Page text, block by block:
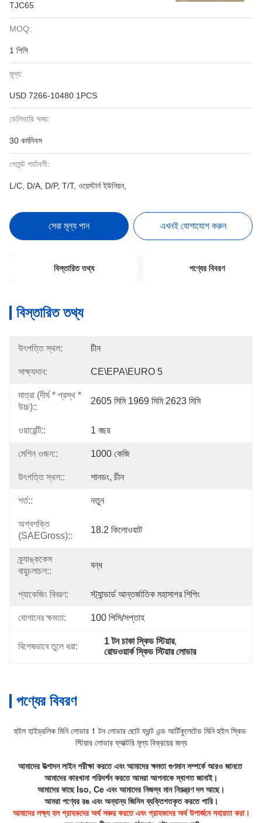
TJC65
MOQ:
1 পিসি
মূল্য:
USD 7266-10480 1PCS
ডেলিভারি সময়:
30 কর্মদিবস
পেমেন্ট শর্তাবলী:
L/C, D/A, D/P, T/T, ওয়েস্টার্ন ইউনিয়ন,
সেরা মূল্য পান এখনই যোগাযোগ করুন
বিস্তারিত তথ্য পণ্যের বিবরণ
বিস্তারিত তথ্য
উৎপত্তি স্থল: চীন
সাক্ষ্যদান: CE\EPA\EURO 5
মাত্রা (দীর্ঘ * প্রস্থ *
উচ্চ)::
2605 মিমি 1969 মিমি 2623 মিমি
ওয়ারেন্টি:: 1 বছর
মেশিন ওজন:: 1000 কেজি
উৎপত্তি স্থল:: শানডং, চীন
শর্ত:: নতুন
অশ্বশক্তি
(SAEGross)::
18.2 কিলোওয়াট
ক্র্যাঙ্ককেস
বায়ুচলাচল::
বন্ধ
প্যাকেজিং বিবরণ: স্ট্যান্ডার্ড আন্তর্জাতিক মহাসাগর শিপিং
যোগানের ক্ষমতা: 100 পিসি/সপ্তাহ
বিশেষভাবে তুলে ধরা:
1 টন চাকা স্কিড স্টিয়ার,
রোডওয়ার্ক স্কিড স্টিয়ার লোডার
পণ্যের বিবরণ
হুইল হাইড্রলিক মিনি লোডার 1 টন লোডার ছোট ফ্রন্ট এন্ড আর্টিকুলেটেড মিনি হুইল স্কিড
স্টিয়ার লোডার ফ্যাক্টরি মূল্য বিক্রয়ের জন্য
আমাদের উত্পাদন লাইন পরীক্ষা করতে এবং আমাদের ক্ষমতা গুণমান সম্পর্কে আরও জানতে
আমাদের কারখানা পরিদর্শন করতে আমরা আপনাকে স্বাগত জানাই।
আমাদের কাছে Iso, Ce এবং আমাদের নিজস্ব মান নিয়ন্ত্রণ দল আছে।
আমরা পণ্যের রঙ এবং অন্যান্য জিনিস ব্যক্তিগতকৃত করতে পারি।
আমাদের লক্ষ্য হল গ্রাহকদের অর্থ সঞ্চয় করতে এবং গ্রাহকদের অর্থ উপার্জনে সহায়তা করা।